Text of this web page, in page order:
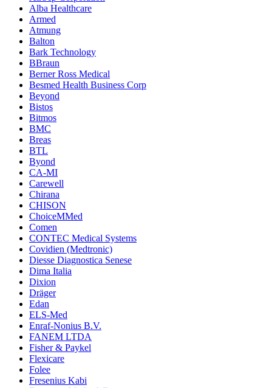
Alba Healthcare
Armed
Atmung
Balton
Bark Technology
BBraun
Berner Ross Medical
Besmed Health Business Corp
Beyond
Bistos
Bitmos
BMC
Breas
BTL
Byond
CA-MI
Carewell
Chirana
CHISON
ChoiceMMed
Comen
CONTEC Medical Systems
Covidien (Medtronic)
Diesse Diagnostica Senese
Dima Italia
Dixion
Dräger
Edan
ELS-Med
Enraf-Nonius B.V.
FANEM LTDA
Fisher & Paykel
Flexicare
Folee
Fresenius Kabi